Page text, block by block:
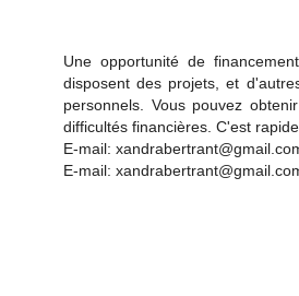
Une opportunité de
disposent des projets, et
personnels. Vous pouvez
difficultés financières. C'est
E-mail:
E-mail: